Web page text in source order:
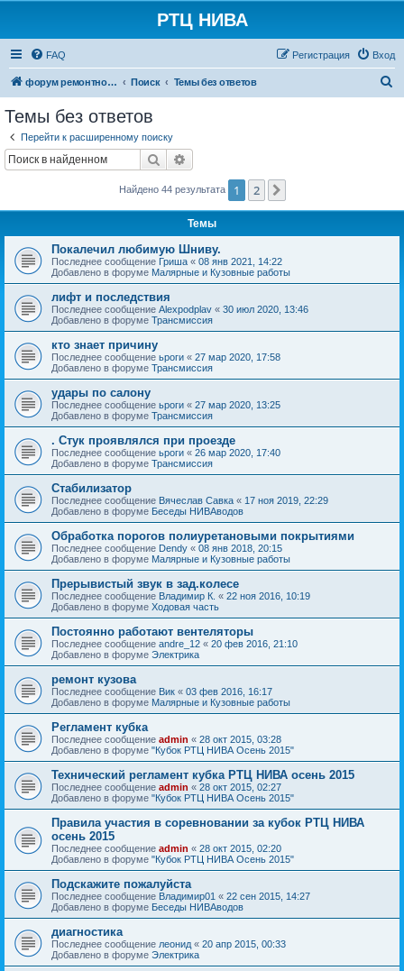
РТЦ НИВА
FAQ Вход
Регистрация
форум ремонтно-технического центра НИВА Поиск Темы без ответов
Темы без ответов
Перейти к расширенному поиску
Поиск
Найдено 44 результата 1 2
Темы
Покалечил любимую Шниву.
Последнее сообщение Гриша « 08 янв 2021, 14:22
Добавлено в форуме Малярные и Кузовные работы
лифт и последствия
Последнее сообщение Alexpodplav « 30 июл 2020, 13:46
Добавлено в форуме Трансмиссия
кто знает причину
Последнее сообщение ьроги « 27 мар 2020, 17:58
Добавлено в форуме Трансмиссия
удары по салону
Последнее сообщение ьроги « 27 мар 2020, 13:25
Добавлено в форуме Трансмиссия
. Стук проявлялся при проезде
Последнее сообщение ьроги « 26 мар 2020, 17:40
Добавлено в форуме Трансмиссия
Стабилизатор
Последнее сообщение Вячеслав Савка « 17 ноя 2019, 22:29
Добавлено в форуме Беседы НИВАводов
Обработка порогов полиуретановыми покрытиями
Последнее сообщение Dendy « 08 янв 2018, 20:15
Добавлено в форуме Малярные и Кузовные работы
Прерывистый звук в зад.колесе
Последнее сообщение Владимир К. « 22 ноя 2016, 10:19
Добавлено в форуме Ходовая часть
Постоянно работают вентеляторы
Последнее сообщение andre_12 « 20 фев 2016, 21:10
Добавлено в форуме Электрика
ремонт кузова
Последнее сообщение Вик « 03 фев 2016, 16:17
Добавлено в форуме Малярные и Кузовные работы
Регламент кубка
Последнее сообщение admin « 28 окт 2015, 03:28
Добавлено в форуме "Кубок РТЦ НИВА Осень 2015"
Технический регламент кубка РТЦ НИВА осень 2015
Последнее сообщение admin « 28 окт 2015, 02:27
Добавлено в форуме "Кубок РТЦ НИВА Осень 2015"
Правила участия в соревновании за кубок РТЦ НИВА
осень 2015
Последнее сообщение admin « 28 окт 2015, 02:20
Добавлено в форуме "Кубок РТЦ НИВА Осень 2015"
Подскажите пожалуйста
Последнее сообщение Владимир01 « 22 сен 2015, 14:27
Добавлено в форуме Беседы НИВАводов
диагностика
Последнее сообщение леонид « 20 апр 2015, 00:33
Добавлено в форуме Электрика